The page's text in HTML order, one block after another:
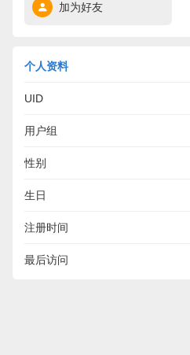
加为好友
个人资料
UID
用户组
性别
生日
注册时间
最后访问